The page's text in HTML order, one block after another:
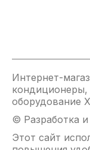
Уникальная
коридорах или
Специальная
наиболее
воздушной
Интернет-
кондиционеры,
оборудование
© Разработка
Этот сайт